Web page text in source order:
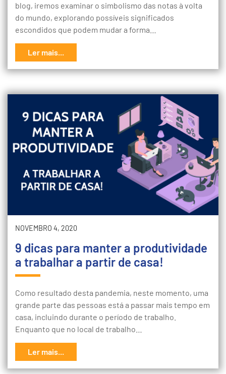
blog, iremos examinar o simbolismo das notas à volta
do mundo, explorando possíveis significados
escondidos que podem mudar a forma…
Ler mais...
NOVEMBRO 4, 2020
9 dicas para manter a produtividade
a trabalhar a partir de casa!
Como resultado desta pandemia, neste momento, uma
grande parte das pessoas está a passar mais tempo em
casa, incluindo durante o período de trabalho.
Enquanto que no local de trabalho…
Ler mais...